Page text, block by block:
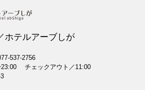
ホテルアーブしが
537-2756
23:00 チェックアウト／11:00